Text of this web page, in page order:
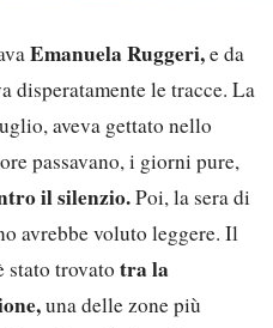
Emanuela Ruggeri,e da
disperatamente le tracce. La
aveva gettato nello
passavano, i giorni pure,
il silenzio.Poi, la sera di
avrebbe voluto leggere. Il
stato trovato tra la
una delle zone più